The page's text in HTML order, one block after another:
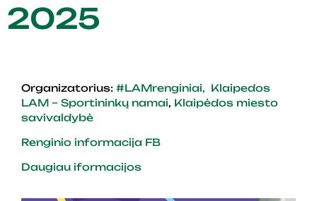
2025
Organizatorius: #LAMrenginiai, Klaipedos
LAM – Sportininkų namai, Klaipėdos miesto
savivaldybė
Renginio informacija FB
Daugiau iformacijos